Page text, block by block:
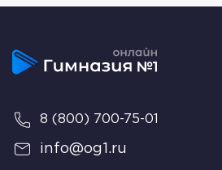
стороннее изображение).
Дорогие качественные
8 (800) 700-75-01
info@og1.ru